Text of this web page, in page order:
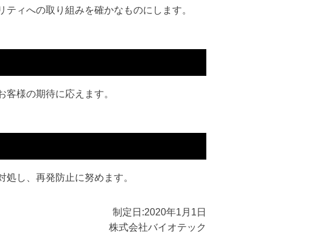
ィへの取り組みを確かなものにします。
様の期待に応えます。
し、再発防止に努めます。
制定日:2020年1月1日
株式会社バイオテック